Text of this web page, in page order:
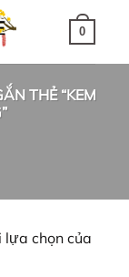
0
THẺ “KEM
chọn của